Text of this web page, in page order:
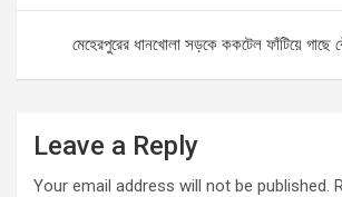
o
k
p
p
m k
মেহেরপুরের ধানখোলা সড়কে ককটেল ফাঁটিয়ে গাছে
Leave a Reply
Your email address will not be published.